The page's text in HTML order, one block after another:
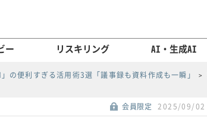
ー リスキリング AI・生成AI
の便利すぎる活用術3選「議事録も資料作成も一瞬」
会員限定 2025/09/02